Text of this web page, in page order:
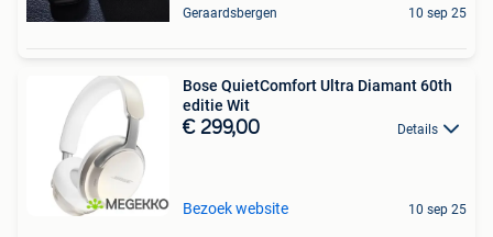
Geraardsbergen 10 sep 25
Bose QuietComfort Ultra Diamant 60th
editie Wit
€ 299,00 Details
Bezoek website 10 sep 25